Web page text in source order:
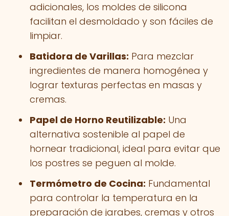
adicionales, los moldes de silicona
facilitan el desmoldado y son fáciles de
limpiar.
Batidora de Varillas: Para mezclar
ingredientes de manera homogénea y
lograr texturas perfectas en masas y
cremas.
Papel de Horno Reutilizable: Una
alternativa sostenible al papel de
hornear tradicional, ideal para evitar que
los postres se peguen al molde.
Termómetro de Cocina: Fundamental
para controlar la temperatura en la
preparación de jarabes, cremas y otros